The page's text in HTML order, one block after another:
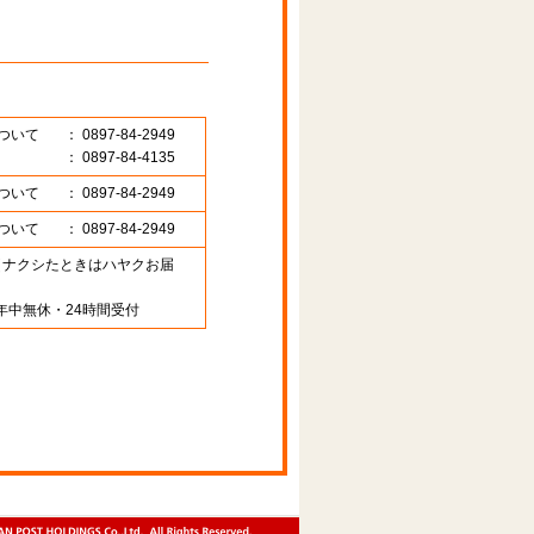
いて
： 0897-84-2949
： 0897-84-4135
いて ： 0897-84-2949
いて ： 0897-84-2949
クシたときはハヤクお届
中無休・24時間受付